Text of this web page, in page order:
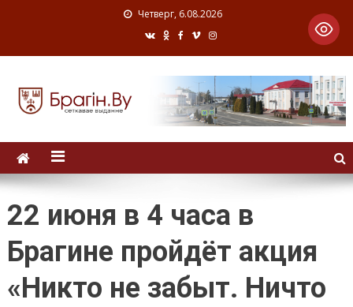
Четверг, 6.08.2026
22 июня в 4 часа в
Брагине пройдёт акция
«Никто не забыт. Ничто